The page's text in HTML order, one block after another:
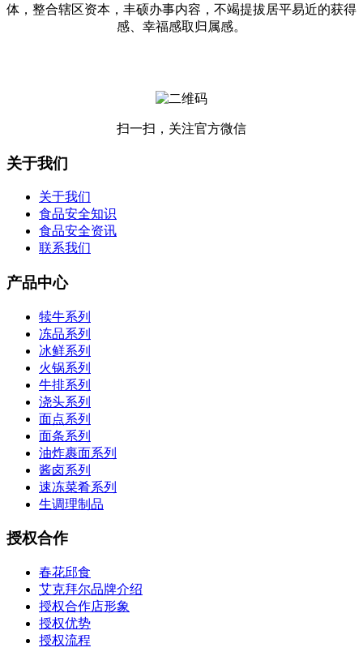
体，整合辖区资本，丰硕办事内容，不竭提拔居平易近的获得
感、幸福感取归属感。
扫一扫，关注官方微信
关于我们
关于我们
食品安全知识
食品安全资讯
联系我们
产品中心
犊牛系列
冻品系列
冰鲜系列
火锅系列
牛排系列
浇头系列
面点系列
面条系列
油炸裹面系列
酱卤系列
速冻菜肴系列
生调理制品
授权合作
春花邱食
艾克拜尔品牌介绍
授权合作店形象
授权优势
授权流程